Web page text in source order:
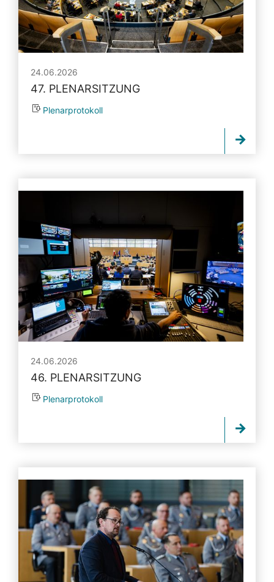
24.06.2026
47. PLENARSITZUNG
Plenarprotokoll
24.06.2026
46. PLENARSITZUNG
Plenarprotokoll